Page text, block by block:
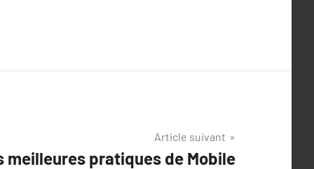
Article suivant
meilleures pratiques de Mobile